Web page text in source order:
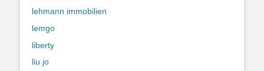
lehmann immobilien
lemgo
liberty
liu jo